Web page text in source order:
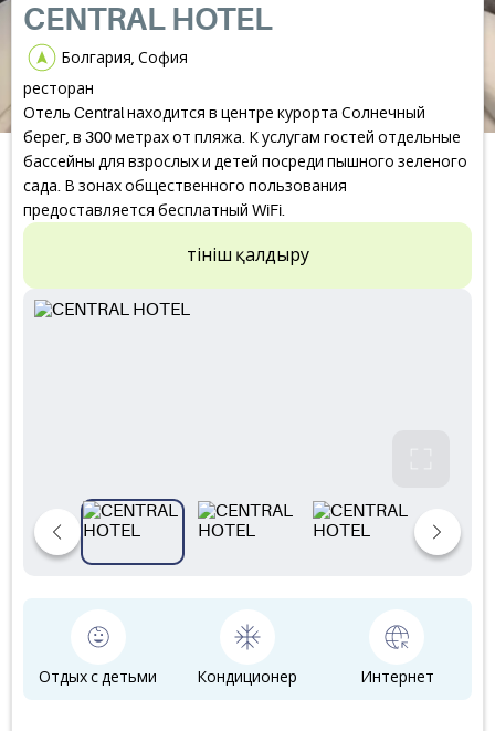
CENTRAL HOTEL
Болгария, София
ресторан
Отель Central находится в центре курорта Солнечный
берег, в 300 метрах от пляжа. К услугам гостей отдельные
бассейны для взрослых и детей посреди пышного зеленого
сада. В зонах общественного пользования
предоставляется бесплатный WiFi.
Өтініш қалдыру
Отдых с детьми Кондиционер Интернет